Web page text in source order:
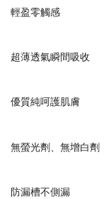
輕盈零觸感
超薄透氣瞬間吸收
優質純呵護肌膚
無螢光劑、無增白劑
防漏槽不側漏